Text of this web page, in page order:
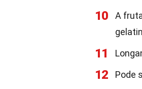
10
A
11
12 Pode